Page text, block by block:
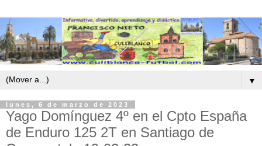
▼
lunes, 6 de marzo de 2023
Yago Domínguez 4º en el Cpto España
de Enduro 125 2T en Santiago de